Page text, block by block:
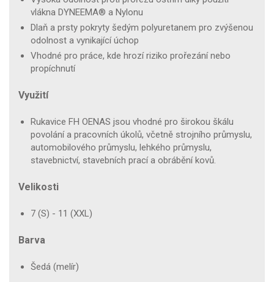
vlákna DYNEEMA® a Nylonu
Dlaň a prsty pokryty šedým polyuretanem pro zvýšenou
odolnost a vynikající úchop
Vhodné pro práce, kde hrozí riziko prořezání nebo
propíchnutí
Využití
Rukavice FH OENAS jsou vhodné pro širokou škálu
povolání a pracovních úkolů, včetně strojního průmyslu,
automobilového průmyslu, lehkého průmyslu,
stavebnictví, stavebních prací a obrábění kovů.
Velikosti
7 (S) - 11 (XXL)
Barva
Šedá (melír)